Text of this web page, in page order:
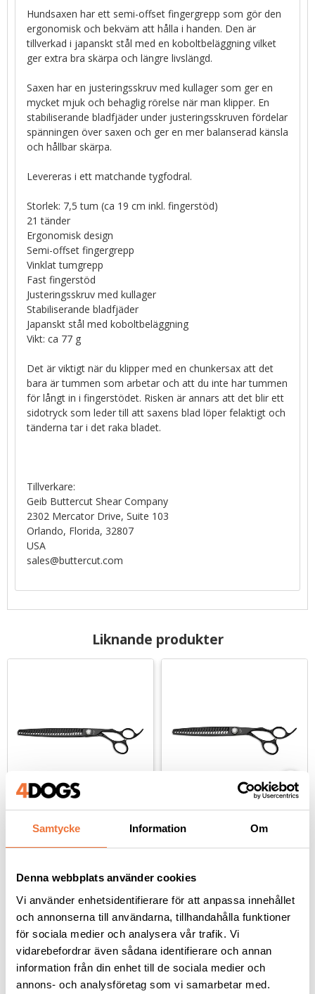
Samtycke Information Om
Denna webbplats använder cookies
Vi använder enhetsidentifierare för att anpassa innehållet
och annonserna till användarna, tillhandahålla funktioner
för sociala medier och analysera vår trafik. Vi
vidarebefordrar även sådana identifierare och annan
information från din enhet till de sociala medier och
annons- och analysföretag som vi samarbetar med.
Hundsaxen har ett semi-offset fingergrepp som gör den
ergonomisk och bekväm att hålla i handen. Den är
tillverkad i japanskt stål med en koboltbeläggning vilket
ger extra bra skärpa och längre livslängd.
Saxen har en justeringsskruv med kullager som ger en
mycket mjuk och behaglig rörelse när man klipper. En
stabiliserande bladfjäder under justeringsskruven fördelar
spänningen över saxen och ger en mer balanserad känsla
och hållbar skärpa.
Levereras i ett matchande tygfodral.
Storlek: 7,5 tum (ca 19 cm inkl. fingerstöd)
21 tänder
Ergonomisk design
Semi-offset fingergrepp
Vinklat tumgrepp
Fast fingerstöd
Justeringsskruv med kullager
Stabiliserande bladfjäder
Japanskt stål med koboltbeläggning
Vikt: ca 77 g
Det är viktigt när du klipper med en chunkersax att det
bara är tummen som arbetar och att du inte har tummen
för långt in i fingerstödet. Risken är annars att det blir ett
sidotryck som leder till att saxens blad löper felaktigt och
tänderna tar i det raka bladet.
Tillverkare:
Geib Buttercut Shear Company
2302 Mercator Drive, Suite 103
Orlando, Florida, 32807
USA
sales@buttercut.com
Liknande produkter
Geib Black Pearl Cobalt
chunker sax - 8,5 tum
26 tänder - längd ca 21,5 cm
1 795kr
Geib Black Pearl Cobalt
chunker sax - 7,5 tum
21 tänder - längd ca 19 cm
1 695
Andra köpte även